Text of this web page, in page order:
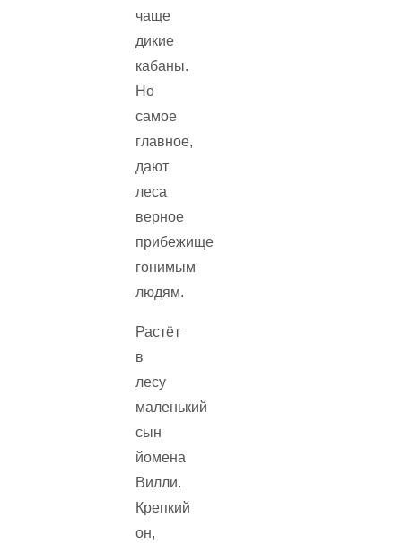
чаще
дикие
кабаны.
Но
самое
главное,
дают
леса
верное
прибежище
гонимым
людям.
Растёт
в
лесу
маленький
сын
йомена
Вилли.
Крепкий
он,